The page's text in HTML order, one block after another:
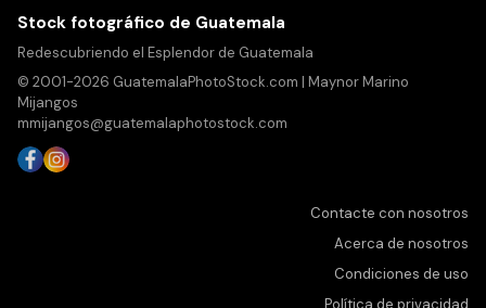
Stock fotográfico de Guatemala
Redescubriendo el Esplendor de Guatemala
© 2001-2026 GuatemalaPhotoStock.com | Maynor Marino
Mijangos
mmijangos@guatemalaphotostock.com
Contacte con nosotros
Acerca de nosotros
Condiciones de uso
Política de privacidad